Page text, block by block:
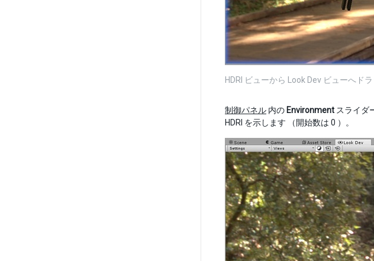
HDRI ビューから Look Dev ビューへド
制御パネル 内の Environment スライダ
HDRI を示します （開始数は 0 ）。